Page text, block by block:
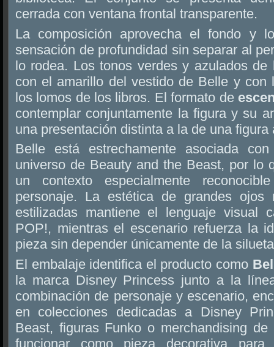
cerrada con ventana frontal transparente.
La composición aprovecha el fondo y
sensación de profundidad sin separar al
lo rodea. Los tonos verdes y azulados de
con el amarillo del vestido de Belle y con
los lomos de los libros. El formato de
contemplar conjuntamente la figura y su
una presentación distinta a la de una figura
Belle está estrechamente asociada
universo de Beauty and the Beast, por lo
un contexto especialmente
personaje. La estética de grandes ojos
estilizadas mantiene el lenguaje visual
POP!, mientras el escenario refuerza la
pieza sin depender únicamente de la
El embalaje identifica el producto como
la marca Disney Princess junto a la
combinación de personaje y escenario,
en colecciones dedicadas a Disney
Beast, figuras Funko o merchandising
funcionar como pieza decorativa